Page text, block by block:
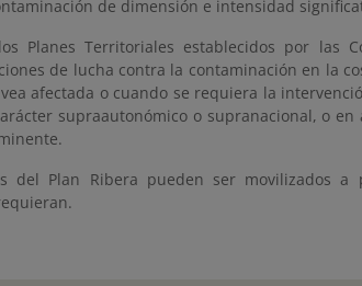
de dimensión e intensidad
Planes Territoriales establecidos por las
de lucha contra la contaminación en la
afectada o cuando se requiera la
supraautonómico o supranacional, o
del Plan Ribera pueden ser movilizados